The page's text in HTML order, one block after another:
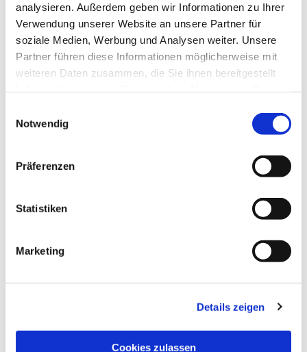
analysieren. Außerdem geben wir Informationen zu Ihrer
Verwendung unserer Website an unsere Partner für
soziale Medien, Werbung und Analysen weiter. Unsere
Partner führen diese Informationen möglicherweise mit
weiteren Daten zusammen, die Sie ihnen bereitgestellt
Notwendig
Präferenzen
Statistiken
Marketing
Details zeigen
Cookies zulassen
Dies könnte Sie auch
interessieren